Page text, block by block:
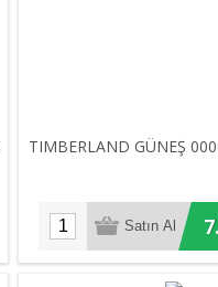
TIMBERLAND GÜNEŞ